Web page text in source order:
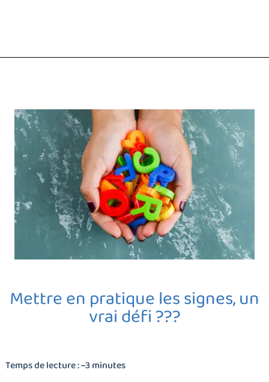
Mettre en pratique les signes, un
vrai défi ???
Temps de lecture : ~3 minutes